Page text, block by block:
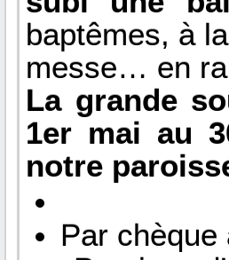
baptêmes, à
messe… en
La grande
1er mai au
notre
Par chèque